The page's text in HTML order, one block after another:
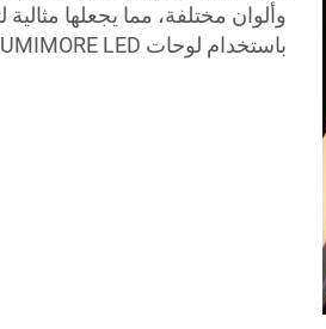
وألوان مختلفة، مما يجعلها
باستخدام لوحات LUMIMORE LED.